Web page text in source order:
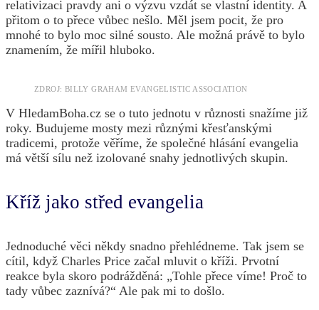
relativizaci pravdy ani o výzvu vzdát se vlastní identity. A
přitom o to přece vůbec nešlo. Měl jsem pocit, že pro
mnohé to bylo moc silné sousto. Ale možná právě to bylo
znamením, že mířil hluboko.
ZDROJ: BILLY GRAHAM EVANGELISTIC ASSOCIATION
V HledamBoha.cz se o tuto jednotu v různosti snažíme již
roky. Budujeme mosty mezi různými křesťanskými
tradicemi, protože věříme, že společné hlásání evangelia
má větší sílu než izolované snahy jednotlivých skupin.
Kříž jako střed evangelia
Jednoduché věci někdy snadno přehlédneme. Tak jsem se
cítil, když Charles Price začal mluvit o kříži. Prvotní
reakce byla skoro podrážděná: „Tohle přece víme! Proč to
tady vůbec zaznívá?“ Ale pak mi to došlo.